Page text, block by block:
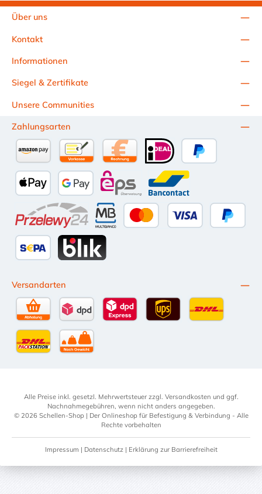
Über uns
Kontakt
Informationen
Unsere Communities
Siegel & Zertifikate
Zahlungsarten
Kauf auf Rechnung (10 Tage Netto)
iDEAL
Apple Pay Google Pay eps Bancontact
Przelewy24
Amazon PayVorkasse per Überweisung
Versandarten
Alle Preise inkl. gesetzl. Mehrwertsteuer zzgl. Versandkosten und ggf.
Nachnahmegebühren, wenn nicht anders angegeben.
© 2026 Schellen-Shop | Der Onlineshop für Befestigung & Verbindung - Alle
Rechte vorbehalten
Impressum | Datenschutz| Erklärung zur Barrierefreiheit